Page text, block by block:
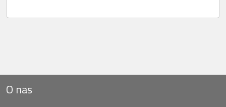
O nas